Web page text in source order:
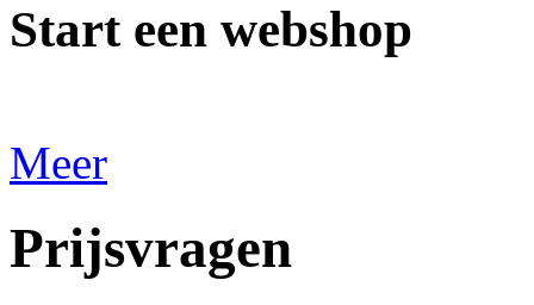
Start een webshop
Meer
Prijsvragen